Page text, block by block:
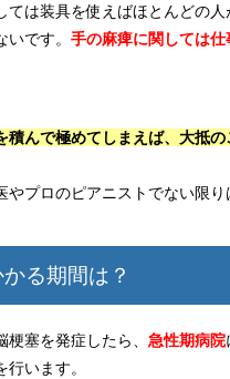
ては装具を使えばほとんどの
です。 手の麻痺に関しては
積んで極めてしまえば、大抵
やプロのピアニストでない限り
る期間は？
梗塞を発症したら、 急性期病院
います。